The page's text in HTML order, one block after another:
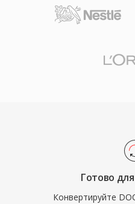
Готово
Конвертируйте